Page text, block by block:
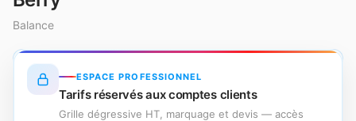
Balance
ESPACE PROFESSIONNEL
Tarifs réservés aux comptes clients
Grille dégressive HT, marquage et devis — accès